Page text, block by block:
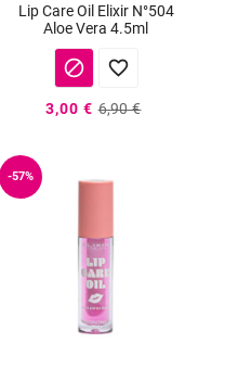
Lip Care Oil Elixir N°504
Aloe Vera 4.5ml
 
3,00 € 6,90 €
-57%